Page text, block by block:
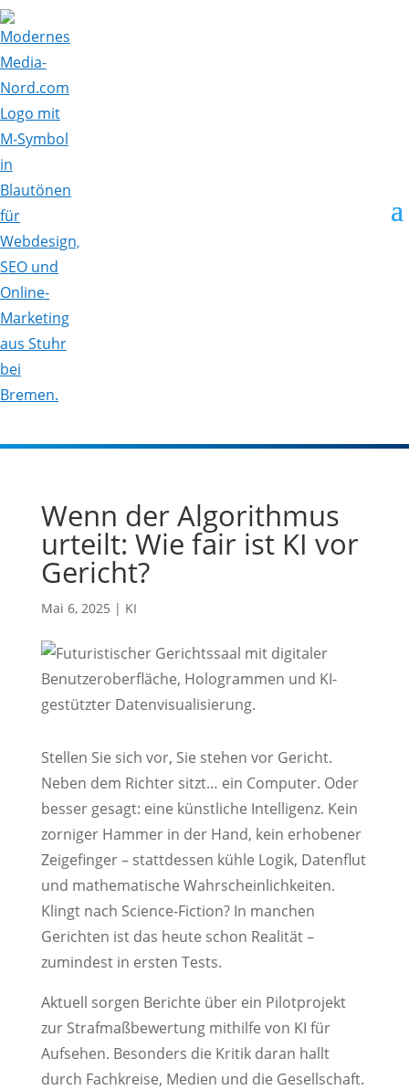
Wenn der Algorithmus
urteilt: Wie fair ist KI vor
Gericht?
Mai 6, 2025 | KI
Stellen Sie sich vor, Sie stehen vor Gericht.
Neben dem Richter sitzt… ein Computer. Oder
besser gesagt: eine künstliche Intelligenz. Kein
zorniger Hammer in der Hand, kein erhobener
Zeigefinger – stattdessen kühle Logik, Datenflut
und mathematische Wahrscheinlichkeiten.
Klingt nach Science-Fiction? In manchen
Gerichten ist das heute schon Realität –
zumindest in ersten Tests.
Aktuell sorgen Berichte über ein Pilotprojekt
zur Strafmaßbewertung mithilfe von KI für
Aufsehen. Besonders die Kritik daran hallt
durch Fachkreise, Medien und die Gesellschaft.